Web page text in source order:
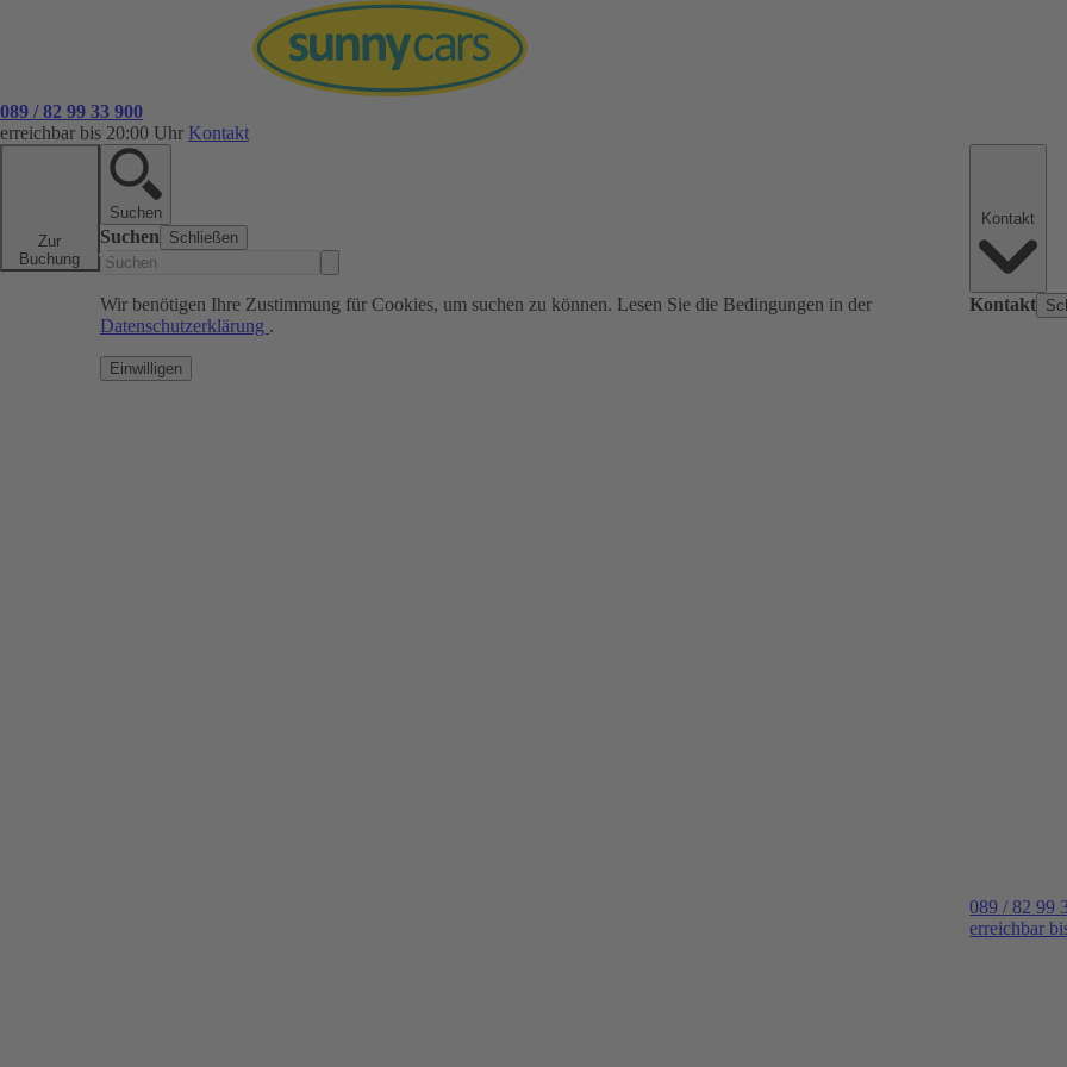
089 / 82 99 33 900
erreichbar bis 20:00 Uhr Kontakt
Zur
Buchung
Suchen
Suchen Schließen
Wir benötigen Ihre Zustimmung für Cookies, um suchen zu können. Lesen Sie die Bedingungen in der
Datenschutzerklärung .
Einwilligen
Kontakt
089 / 82 99
erreichbar